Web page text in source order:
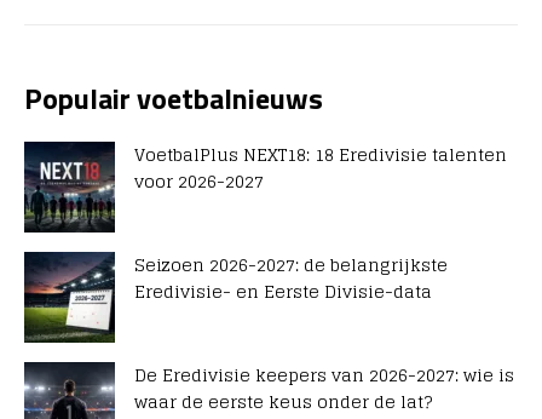
Populair voetbalnieuws
VoetbalPlus NEXT18: 18 Eredivisie talenten
voor 2026-2027
Seizoen 2026-2027: de belangrijkste
Eredivisie- en Eerste Divisie-data
De Eredivisie keepers van 2026-2027: wie is
waar de eerste keus onder de lat?